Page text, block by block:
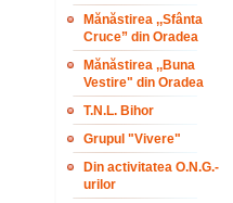
Mănăstirea ,,Sfânta
Cruce” din Oradea
Mănăstirea ,,Buna
Vestire" din Oradea
T.N.L. Bihor
Grupul "Vivere"
Din activitatea O.N.G.-
urilor